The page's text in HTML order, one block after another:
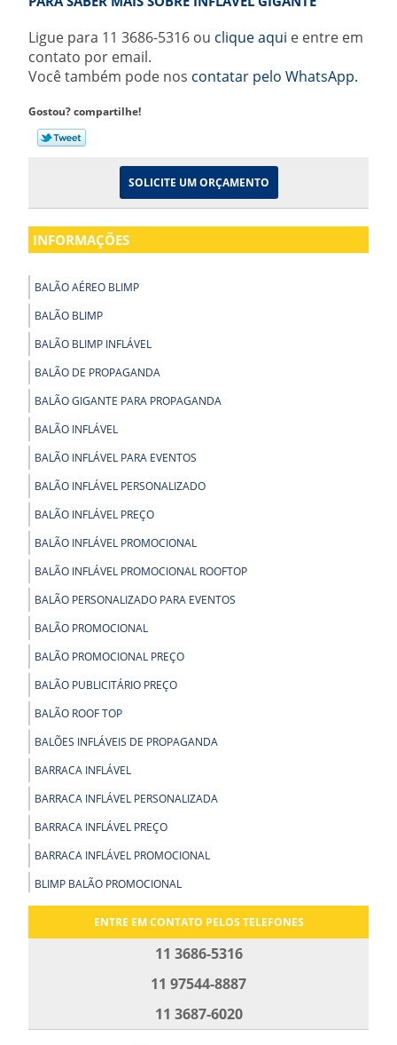
Ligue para 11 3686-5316 ou clique aqui e entre em
contato por email.
Você também pode nos contatar pelo WhatsApp.
Gostou? compartilhe!
SOLICITE UM ORÇAMENTO
INFORMAÇÕES
BALÃO AÉREO BLIMP
BALÃO BLIMP
BALÃO BLIMP INFLÁVEL
BALÃO DE PROPAGANDA
BALÃO GIGANTE PARA PROPAGANDA
BALÃO INFLÁVEL
BALÃO INFLÁVEL PARA EVENTOS
BALÃO INFLÁVEL PERSONALIZADO
BALÃO INFLÁVEL PREÇO
BALÃO INFLÁVEL PROMOCIONAL
BALÃO INFLÁVEL PROMOCIONAL ROOFTOP
BALÃO PERSONALIZADO PARA EVENTOS
BALÃO PROMOCIONAL
BALÃO PROMOCIONAL PREÇO
BALÃO PUBLICITÁRIO PREÇO
BALÃO ROOF TOP
BALÕES INFLÁVEIS DE PROPAGANDA
BARRACA INFLÁVEL
BARRACA INFLÁVEL PERSONALIZADA
BARRACA INFLÁVEL PREÇO
BARRACA INFLÁVEL PROMOCIONAL
BLIMP BALÃO PROMOCIONAL
BOLA GIGANTE INFLÁVEL
BOLAS GIGANTES PARA SHOW
ENTRE EM CONTATO PELOS TELEFONES
11 3686-5316
11 97544-8887
11 3687-6020